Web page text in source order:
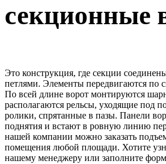
секционные
Это конструкция, где секции
петлями. Элементы передвигаются по
По всей длине ворот монтируются
располагаются рельсы, уходящие под
ролики, спрятанные в пазы. Панели
поднятия и встают в ровную линию
нашей компании можно заказать
помещения любой площади. Хотите
нашему менеджеру или заполните